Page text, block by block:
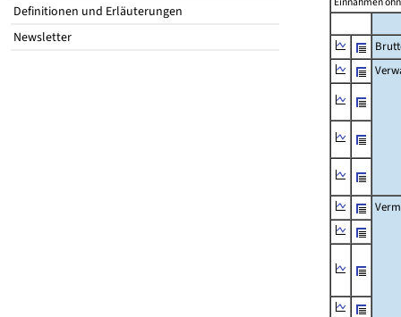
Definitionen und Erläuterungen
Newsletter